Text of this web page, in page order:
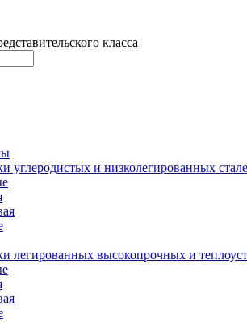
класса
углеродистых и низколегированных
легированных высокопрочных и